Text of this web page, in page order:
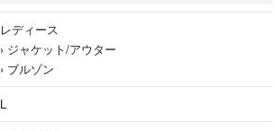
レディース
› ジャケット/アウター
› ブルゾン
L